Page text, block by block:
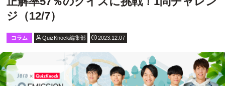
ジ（12/7）
コラム QuizKnock編集部 2023.12.07